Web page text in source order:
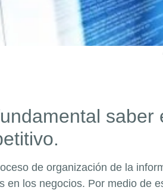
de organización de la
en los negocios. Por medio de